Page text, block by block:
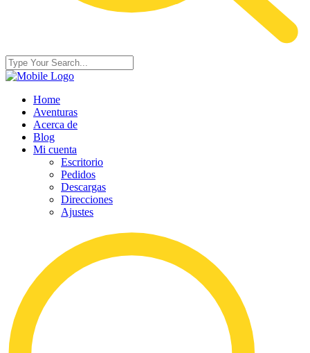
Home
Aventuras
Acerca de
Blog
Mi cuenta
Escritorio
Pedidos
Descargas
Direcciones
Ajustes